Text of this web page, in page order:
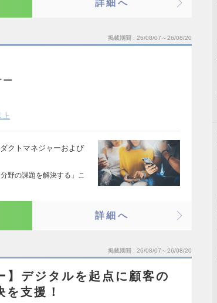
詳細へ
掲載期間 26/08/07～26/08/20
ー
上
クトマネジャーおよび
野の課題を解決する」こ
詳細へ
掲載期間 26/08/07～26/08/20
】デジタルを起点に顧客の
支援！